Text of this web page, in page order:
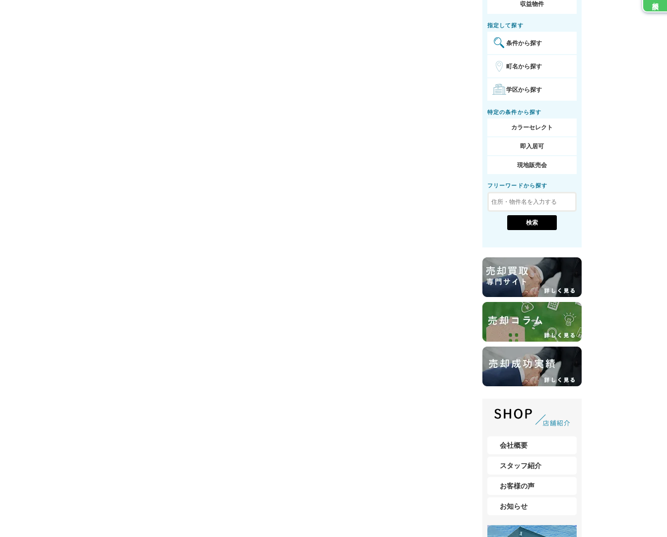
収益物件
指定して探す
条件から探す
町名から探す
学区から探す
特定の条件から探す
カラーセレクト
即入居可
現地販売会
フリーワードから探す
会社概要
スタッフ紹介
お客様の声
お知らせ